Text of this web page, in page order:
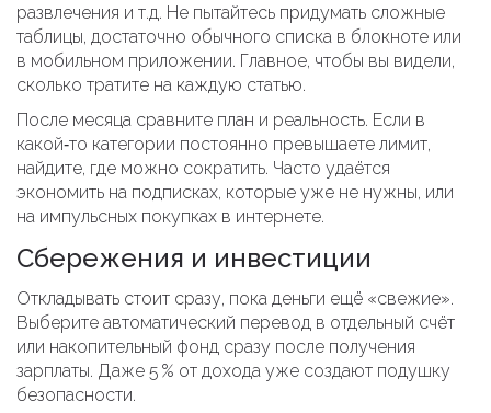
развлечения и т.д. Не пытайтесь придумать сложные
таблицы, достаточно обычного списка в блокноте или
в мобильном приложении. Главное, чтобы вы видели,
сколько тратите на каждую статью.
После месяца сравните план и реальность. Если в
какой‑то категории постоянно превышаете лимит,
найдите, где можно сократить. Часто удаётся
экономить на подписках, которые уже не нужны, или
на импульсных покупках в интернете.
Сбережения и инвестиции
Откладывать стоит сразу, пока деньги ещё «свежие».
Выберите автоматический перевод в отдельный счёт
или накопительный фонд сразу после получения
зарплаты. Даже 5 % от дохода уже создают подушку
безопасности.